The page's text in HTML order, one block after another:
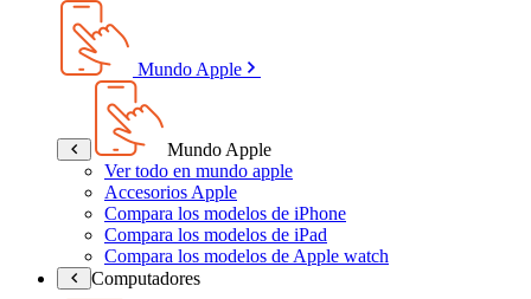
Mundo Apple
Mundo Apple
Ver todo en mundo apple
Accesorios Apple
Compara los modelos de iPhone
Compara los modelos de iPad
Compara los modelos de Apple watch
Computadores